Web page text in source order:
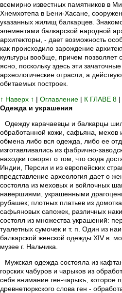
всемирно известных памятников в
Хнемхотепа в Бени-Хасане,
указанных жилищ балкарцев.
элементами балкарской народной
архитекторы, - дает возможность
как происходило зарождение
культуры вообще, причем позволяет
ясно, поскольку здесь эти
археологические отрасли, а
обитаемых построек.
↑ Наверх ↑ | Оглавление | К ГЛАВЕ 8 |
Одежда и украшения
Одежду карачаевцы и балкарцы
обработанной кожи, сафьяна, мехов
обмена либо вся одежда, либо ее
изготавливались из фабрично-
находки говорят о том, что сюда
Индии, Персии и из европейских
представление археология дает о
состояла из меховых и войлочных
навершиями, украшенными
рубашек; плотных платьев из
сафьяновых сапожек, различных
состоял из множества украшений:
туалетных сумочек и т. п. Один из
балкарской женской одежды XIV в.
музее г. Нальчика.
Мужская одежда состояла из
горских чабуров и чарыков из
себя внимание ген-чарыкъ, которое
древнетюркского слова ген -